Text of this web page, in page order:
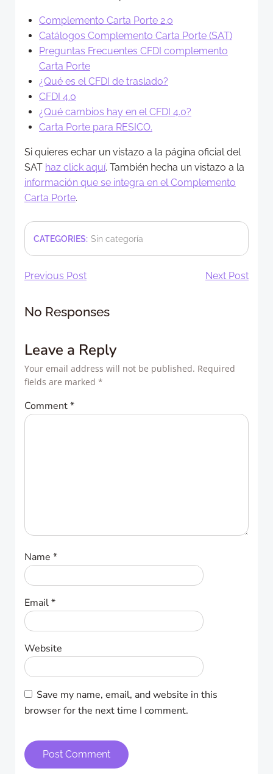
Complemento Carta Porte 2.0
Catálogos Complemento Carta Porte (SAT)
Preguntas Frecuentes CFDI complemento
Carta Porte
¿Qué es el CFDI de traslado?
CFDI 4.0
¿Qué cambios hay en el CFDI 4.0?
Carta Porte para RESICO.
Si quieres echar un vistazo a la página oficial del
SAT haz click aquí. También hecha un vistazo a la
información que se integra en el Complemento
Carta Porte.
CATEGORIES: Sin categoría
Post
navigation
Previous Post Next Post
No Responses
Leave a Reply
Your email address will not be published. Required
fields are marked *
Comment*
Name *
Email*
Website
Save my name, email, and website in this
browser for the next time I comment.